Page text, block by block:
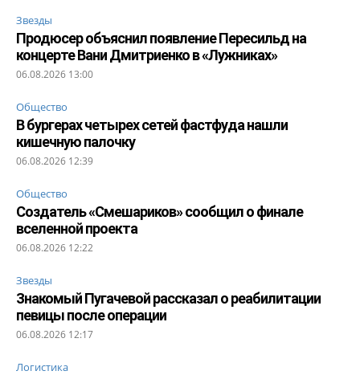
Звезды
Продюсер объяснил появление Пересильд на
концерте Вани Дмитриенко в «Лужниках»
06.08.2026 13:00
Общество
В бургерах четырех сетей фастфуда нашли
кишечную палочку
06.08.2026 12:39
Общество
Создатель «Смешариков» сообщил о финале
вселенной проекта
06.08.2026 12:22
Звезды
Знакомый Пугачевой рассказал о реабилитации
певицы после операции
06.08.2026 12:17
Логистика